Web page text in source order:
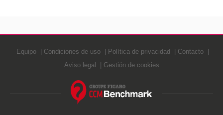
Equipo Condiciones de uso Política de privacidad
Contacto
Aviso legal
Gestión de cookies